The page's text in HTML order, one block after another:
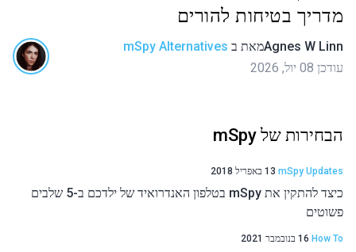
מדריך בטיחות להורים
Agnes W Linnמאת ב mSpy Alternatives
עודכן 08 יול, 2026
הבחירות של mSpy
mSpy Updates 13 באפריל 2018
כיצד להתקין את mSpy בטלפון האנדרואיד של ילדכם ב-5 שלבים
פשוטים
How To 16 בנובמבר 2021